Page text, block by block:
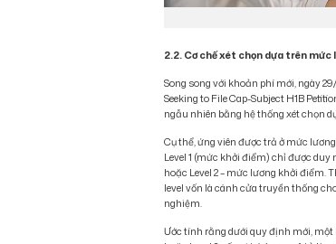
2.2. Cơ chế xét chọn dựa trên
Song song với khoản phí mới, ngày
Seeking to File Cap-Subject H1B
ngẫu nhiên bằng hệ thống xét chọn
Cụ thể, ứng viên được trả ở mức
Level 1 (mức khởi điểm) chỉ được
hoặc Level 2 – mức lương khởi điểm.
level vốn là cánh cửa truyền thống
nghiệm.
Ước tính rằng dưới quy định mới, một